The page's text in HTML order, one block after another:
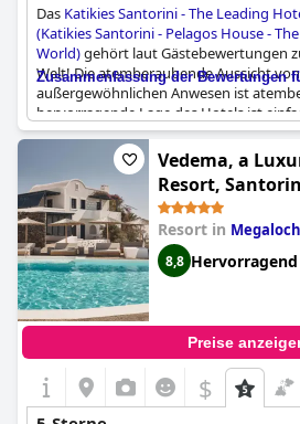
Das Katikies Santorini - The Leading
(Katikies Santorini - Pelagos House -
World)gehört laut Gästebewertungen
Welt! Die atemberaubende Aussicht
außergewöhnlichen Anwesen ist
hervorragende Lage des Hotels ist
erstklassige Hotel mit dem netten
einen schönen Aufenthalt und ist ein
absolut fantastischem Service. Es ist
Hotel, in dem Gäste je übernachtet
Hotel in Oia Santorini! Das Hotel macht
Leading Hotels of the World alle Ehre.
Zusammenfassung der Bewertungen
Vedema, a
Resort,
Resort in
8,8 Hervorragend
Preise
$